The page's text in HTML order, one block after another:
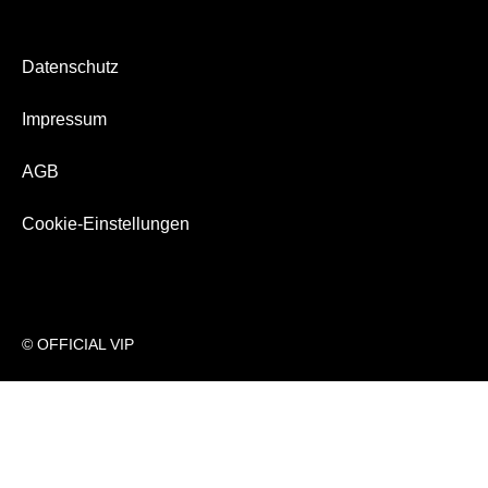
© OFFICIAL VIP
Datenschutz
Impressum
AGB
Cookie-Einstellungen